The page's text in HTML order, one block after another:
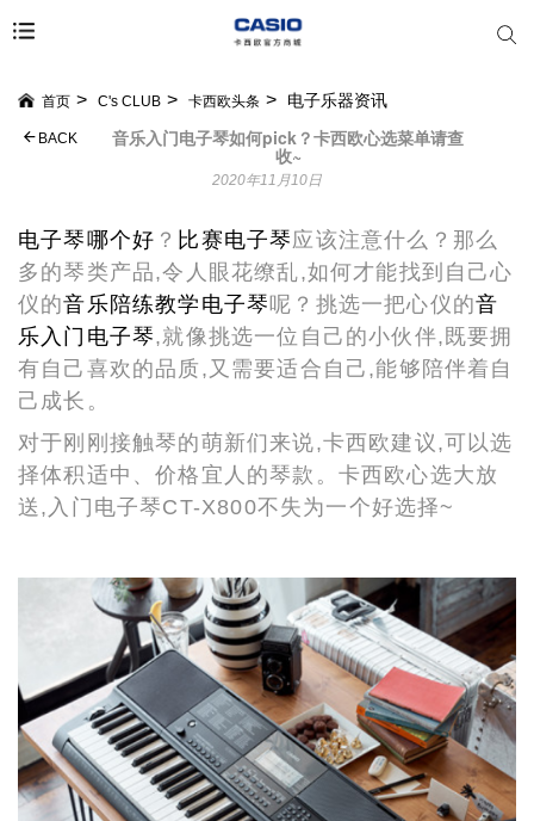
首页 C's CLUB 卡西欧头条 电子乐器资讯
音乐入门电子琴如何pick？卡西欧心选菜单请查
收~
BACK
2020年11月10日
电子琴哪个好 ？ 比赛电子琴应该注意什么？那么
多的琴类产品,令人眼花缭乱,如何才能找到自己心
仪的音乐陪练教学电子琴呢？挑选一把心仪的音
乐入门电子琴,就像挑选一位自己的小伙伴,既要拥
有自己喜欢的品质,又需要适合自己,能够陪伴着自
己成长。
对于刚刚接触琴的萌新们来说,卡西欧建议,可以选
择体积适中、价格宜人的琴款。卡西欧心选大放
送,入门电子琴CT-X800不失为一个好选择~